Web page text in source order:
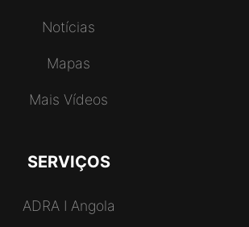
Notícias
Mapas
Mais Vídeos
SERVIÇOS
ADRA I Angola